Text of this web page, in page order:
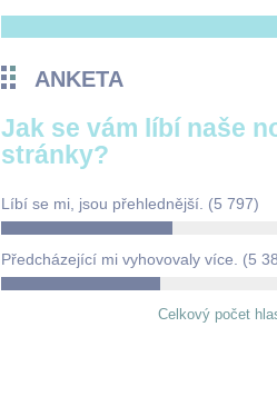
ANKETA
Jak se vám líbí naše
stránky?
Líbí se mi, jsou přehlednější. (5 797)
Předcházející mi vyhovovaly více. (5
Celkový počet